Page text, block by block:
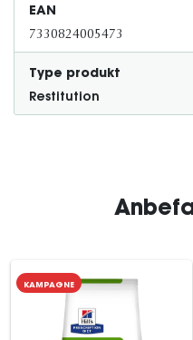
EAN
7330824005473
Type produkt
Restitution
KAMPAGNE